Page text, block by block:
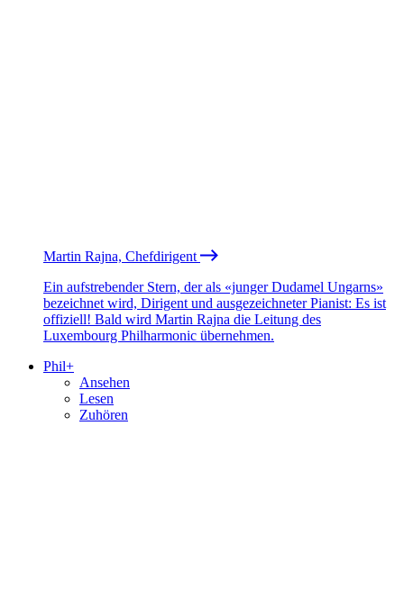
Martin Rajna, Chefdirigent
Ein aufstrebender Stern, der als «junger Dudamel Ungarns»
bezeichnet wird, Dirigent und ausgezeichneter Pianist: Es ist
offiziell! Bald wird Martin Rajna die Leitung des
Luxembourg Philharmonic übernehmen.
Phil+
Ansehen
Lesen
Zuhören